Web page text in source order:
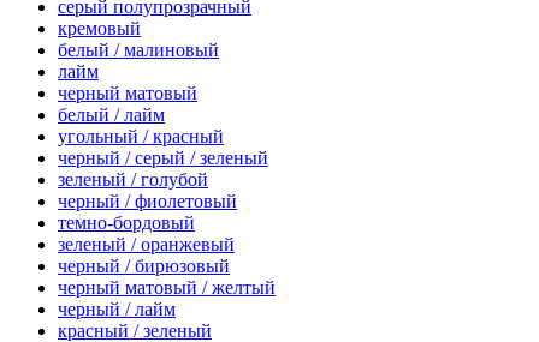
серый полупрозрачный
кремовый
белый / малиновый
лайм
черный матовый
белый / лайм
угольный / красный
черный / серый / зеленый
зеленый / голубой
черный / фиолетовый
темно-бордовый
зеленый / оранжевый
черный / бирюзовый
черный матовый / желтый
черный / лайм
красный / зеленый